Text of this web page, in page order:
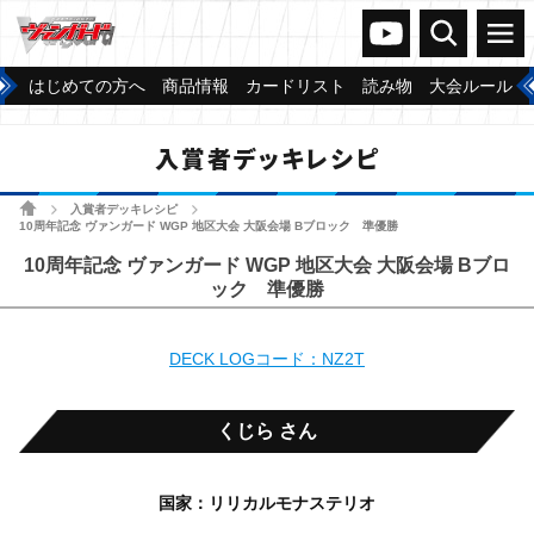
ヴァンガードch
検索 メニュー
はじめての方へ 商品情報 カードリスト 読み物 大会ルール
入賞者デッキレシピ
ホーム 入賞者デッキレシピ
10周年記念 ヴァンガード WGP 地区大会 大阪会場 Bブロック 準優勝
10周年記念 ヴァンガード WGP 地区大会 大阪会場 Bブロ
ック 準優勝
DECK LOGコード：NZ2T
くじら さん
国家：リリカルモナステリオ